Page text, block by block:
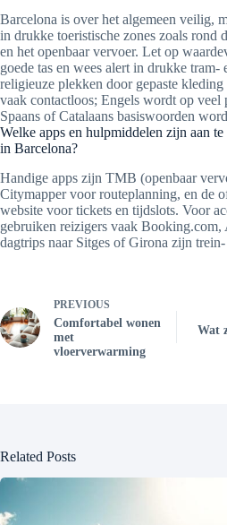
Barcelona is over het algemeen veilig,
in drukke toeristische zones zoals rond
en het openbaar vervoer. Let op
goede tas en wees alert in drukke tram-
religieuze plekken door gepaste
vaak contactloos; Engels wordt op veel
Spaans of Catalaans basiswoorden
Welke apps en hulpmiddelen zijn aan
in Barcelona?
Handige apps zijn TMB (openbaar
Citymapper voor routeplanning, en de
website voor tickets en tijdslots. Voor
gebruiken reizigers vaak
dagtrips naar Sitges of Girona zijn
PREVIOUS
Comfortabel wonen
met
vloerverwarming
Wat
Related Posts